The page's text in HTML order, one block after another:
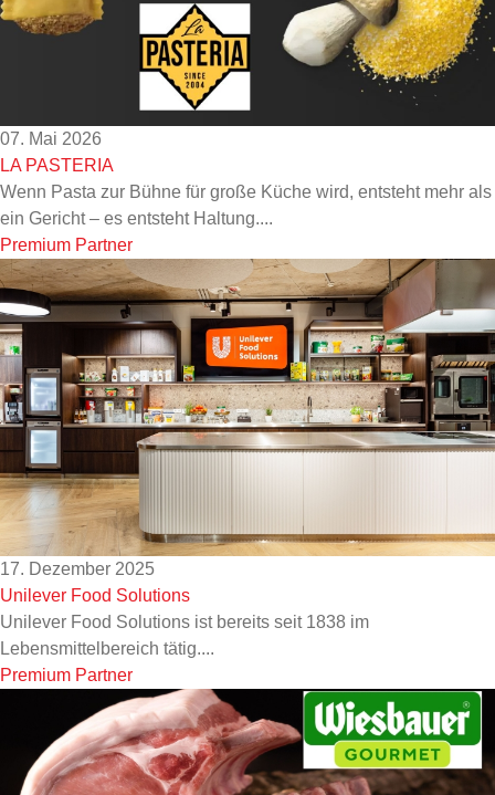
07. Mai 2026
LA PASTERIA
Wenn Pasta zur Bühne für große Küche wird, entsteht mehr als
ein Gericht – es entsteht Haltung....
Premium Partner
17. Dezember 2025
Unilever Food Solutions
Unilever Food Solutions ist bereits seit 1838 im
Lebensmittelbereich tätig....
Premium Partner